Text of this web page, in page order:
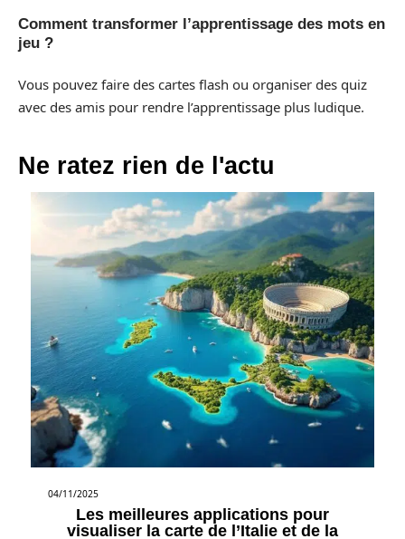
Comment transformer l’apprentissage des mots en
jeu ?
Vous pouvez faire des cartes flash ou organiser des quiz
avec des amis pour rendre l’apprentissage plus ludique.
Ne ratez rien de l'actu
04/11/2025
Les meilleures applications pour
visualiser la carte de l’Italie et de la